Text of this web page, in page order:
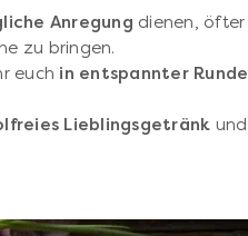
Anregung dienen, öfter
zu bringen.
euch in entspannter Runde
Lieblingsgetränk und